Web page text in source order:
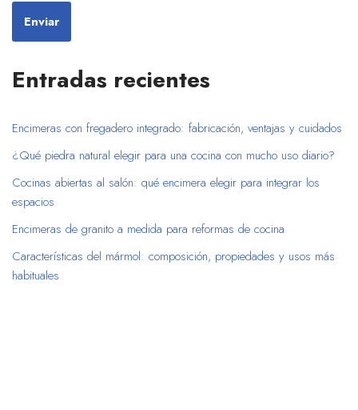
Entradas recientes
Encimeras con fregadero integrado: fabricación, ventajas y cuidados
¿Qué piedra natural elegir para una cocina con mucho uso diario?
Cocinas abiertas al salón: qué encimera elegir para integrar los
espacios
Encimeras de granito a medida para reformas de cocina
Características del mármol: composición, propiedades y usos más
habituales